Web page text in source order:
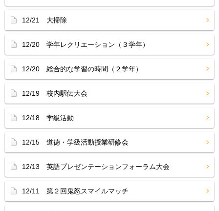
12/21 大掃除
12/20 学年レクリエーション（３学年）
12/20 総合的な学習の時間（２学年）
12/19 校内駅伝大会
12/18 学級活動
12/15 道徳・学級活動授業研修会
12/13 英語プレゼンテーションフォーラム大会
12/11 第２回鬼怒スマイルマッチ